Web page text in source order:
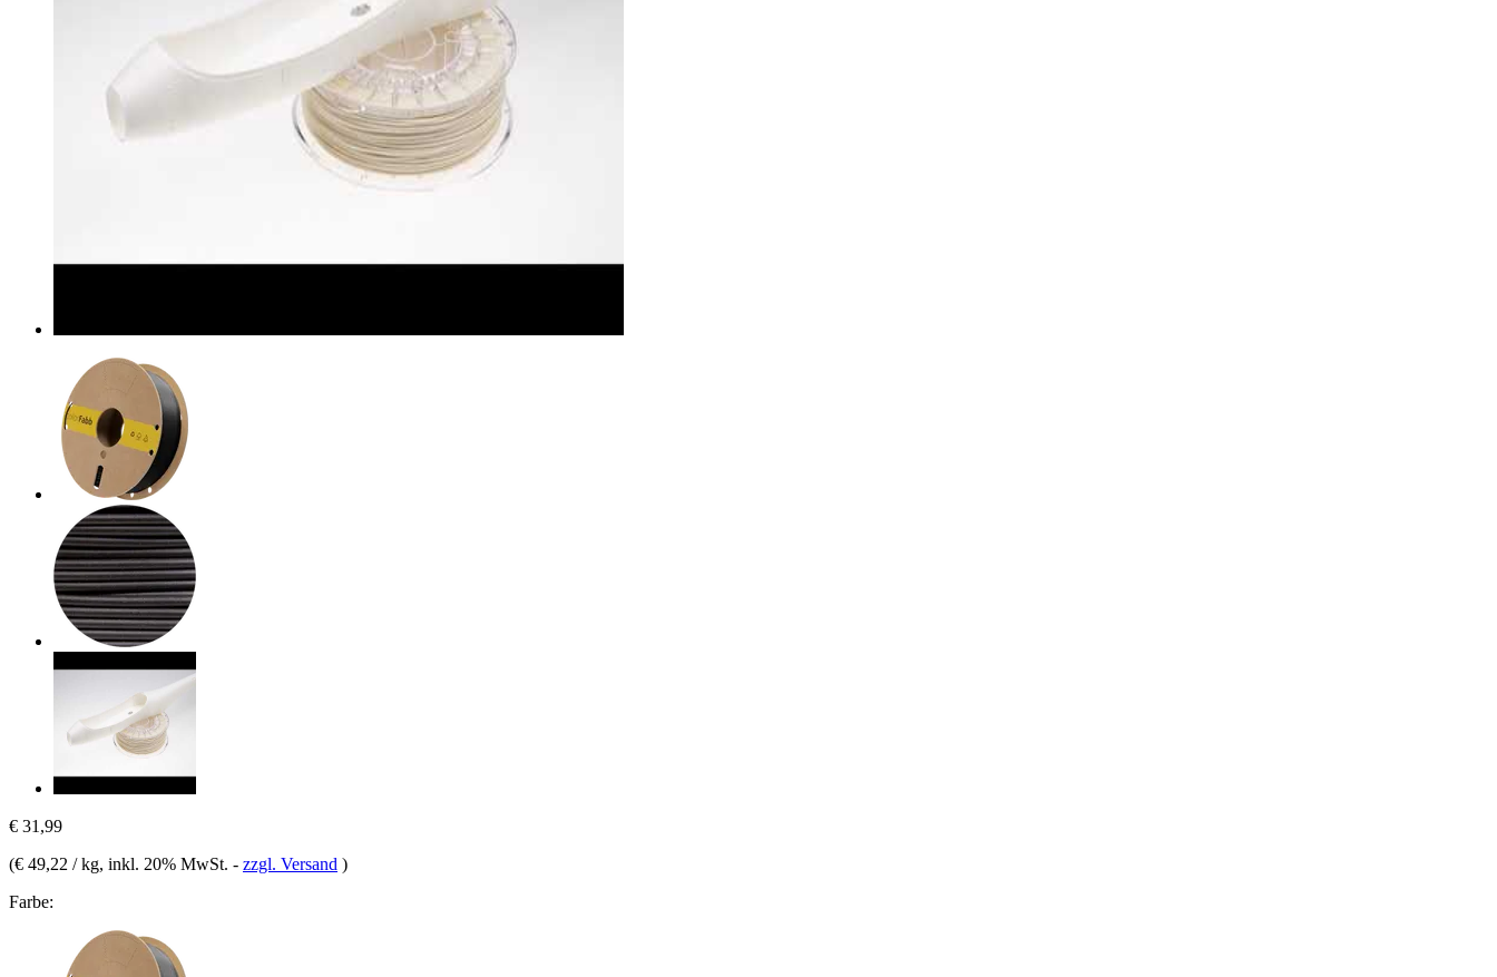
€ 31,99
(€ 49,22 / kg, inkl. 20% MwSt. - zzgl. Versand )
Farbe: